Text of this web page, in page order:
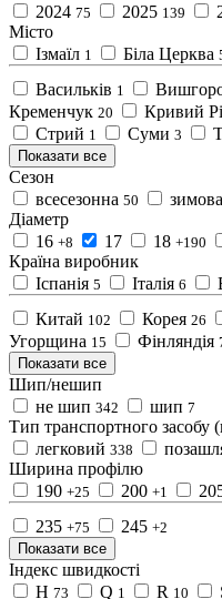
2024 75 2025 139
Місто
Ізмаїл 1 Біла Церква
Васильків 1
Кременчук 20 Кривий
Стрий 1 Суми 3
Показати все
Сезон
всесезонна 50 зимова
Діаметр
16 +8 17 18 +190
Країна виробник
Іспанія 5 Італія 6
Китай 102 Корея 26
Угорщина 15 Фінляндія
Показати все
Шип/нешип
не шип 342 шип 7
Тип транспортного засобу
легковий 338
Ширина профілю
190 +25 200 +1
235 +75 245 +2
Показати все
Індекс швидкості
H 73 Q 1 R 10